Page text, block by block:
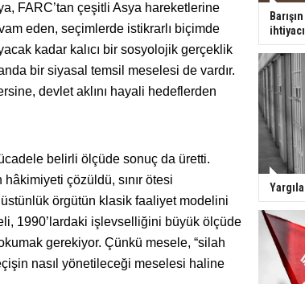
FARC’tan çeşitli Asya hareketlerine
eden, seçimlerde istikrarlı biçimde
kadar kalıcı bir sosyolojik gerçeklik
bir siyasal temsil meselesi de vardır.
devlet aklını hayali hedeflerden
belirli ölçüde sonuç da üretti.
çözüldü, sınır ötesi
üstünlük örgütün klasik faaliyet modelini
1990’lardaki işlevselliğini büyük ölçüde
gerekiyor. Çünkü mesele, “silah
nasıl yönetileceği meselesi haline